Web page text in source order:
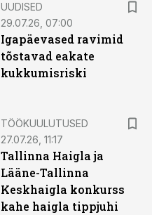
UUDISED
29.07.26, 07:00
Igapäevased ravimid
tõstavad eakate
kukkumisriski
TÖÖKUULUTUSED
27.07.26, 11:17
Tallinna Haigla ja
Lääne-Tallinna
Keskhaigla konkurss
kahe haigla tippjuhi